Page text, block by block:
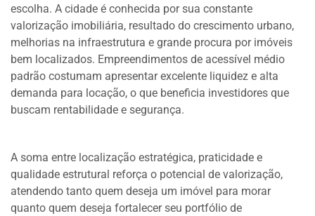
escolha. A cidade é conhecida por sua constante
valorização imobiliária, resultado do crescimento urbano,
melhorias na infraestrutura e grande procura por imóveis
bem localizados. Empreendimentos de acessível médio
padrão costumam apresentar excelente liquidez e alta
demanda para locação, o que beneficia investidores que
buscam rentabilidade e segurança.
A soma entre localização estratégica, praticidade e
qualidade estrutural reforça o potencial de valorização,
atendendo tanto quem deseja um imóvel para morar
quanto quem deseja fortalecer seu portfólio de